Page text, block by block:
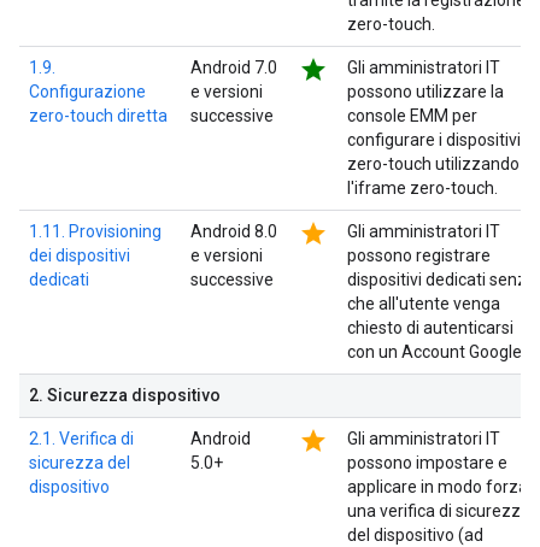
zero-touch.
1.9.
Configurazione
zero-touch diretta
Android 7.0
e versioni
successive
star
Gli amministratori IT
possono utilizzare la
console EMM per
configurare i dispositivi
zero-touch utilizzando
l'iframe zero-touch.
1.11. Provisioning
dei dispositivi
dedicati
Android 8.0
e versioni
successive
star
Gli amministratori IT
possono registrare
dispositivi dedicati senza
che all'utente venga
chiesto di autenticarsi
con un Account Google.
2. Sicurezza dispositivo
2.1. Verifica di
sicurezza del
dispositivo
Android
5.0+
star
Gli amministratori IT
possono impostare e
applicare in modo
una verifica di sicurezza
del dispositivo (ad